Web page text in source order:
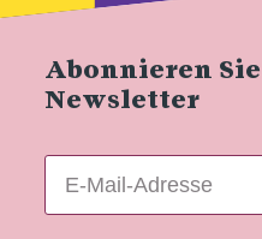
Abonnieren
Newsletter